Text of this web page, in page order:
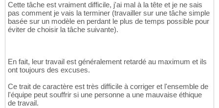
Cette tâche est vraiment difficile, j'ai mal à la tête et je ne sais
pas comment je vais la terminer (travailler sur une tâche simple
basée sur un modèle en perdant le plus de temps possible pour
éviter de choisir la tâche suivante).
En fait, leur travail est généralement retardé au maximum et ils
ont toujours des excuses.
Ce trait de caractère est très difficile à corriger et l'ensemble de
l'équipe peut souffrir si une personne a une mauvaise éthique
de travail.